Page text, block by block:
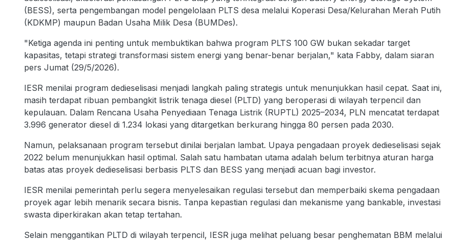
(BESS), serta pengembangan model pengelolaan PLTS desa melalui Koperasi Desa/Kelurahan Merah Putih
(KDKMP) maupun Badan Usaha Milik Desa (BUMDes).
"Ketiga agenda ini penting untuk membuktikan bahwa program PLTS 100 GW bukan sekadar target
kapasitas, tetapi strategi transformasi sistem energi yang benar-benar berjalan," kata Fabby, dalam siaran
pers Jumat (29/5/2026).
IESR menilai program dedieselisasi menjadi langkah paling strategis untuk menunjukkan hasil cepat. Saat ini,
masih terdapat ribuan pembangkit listrik tenaga diesel (PLTD) yang beroperasi di wilayah terpencil dan
kepulauan. Dalam Rencana Usaha Penyediaan Tenaga Listrik (RUPTL) 2025–2034, PLN mencatat terdapat
3.996 generator diesel di 1.234 lokasi yang ditargetkan berkurang hingga 80 persen pada 2030.
Namun, pelaksanaan program tersebut dinilai berjalan lambat. Upaya pengadaan proyek dedieselisasi sejak
2022 belum menunjukkan hasil optimal. Salah satu hambatan utama adalah belum terbitnya aturan harga
batas atas proyek dedieselisasi berbasis PLTS dan BESS yang menjadi acuan bagi investor.
IESR menilai pemerintah perlu segera menyelesaikan regulasi tersebut dan memperbaiki skema pengadaan
proyek agar lebih menarik secara bisnis. Tanpa kepastian regulasi dan mekanisme yang bankable, investasi
swasta diperkirakan akan tetap tertahan.
Selain menggantikan PLTD di wilayah terpencil, IESR juga melihat peluang besar penghematan BBM melalui